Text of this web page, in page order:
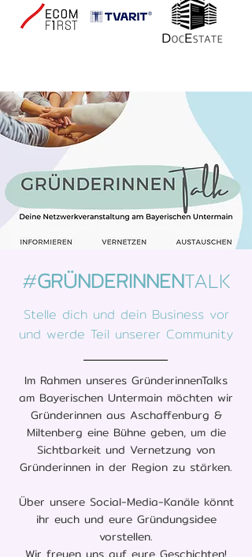
#GRÜNDERINNENTALK
Stelle dich und dein Business vor
und werde Teil unserer Community
Im Rahmen unseres GründerinnenTalks
am Bayerischen Untermain möchten wir
Gründerinnen aus Aschaffenburg &
Miltenberg eine Bühne geben, um die
Sichtbarkeit und Vernetzung von
Gründerinnen in der Region zu stärken.
Über unsere Social-Media-Kanäle könnt
ihr euch und eure Gründungsidee
vorstellen.